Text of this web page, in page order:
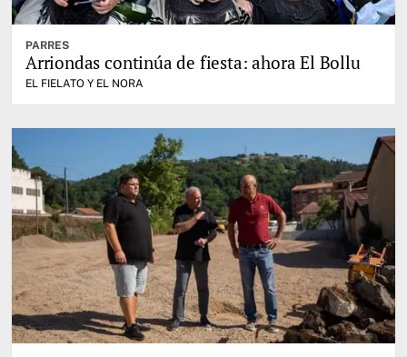
PARRES
Arriondas continúa de fiesta: ahora El Bollu
EL FIELATO Y EL NORA